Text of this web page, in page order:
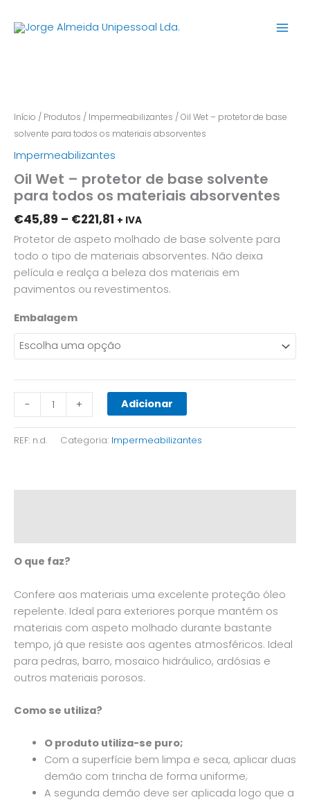
Início / Produtos / Impermeabilizantes / Oil Wet – protetor de base
solvente para todos os materiais absorventes
Impermeabilizantes
Oil Wet – protetor de base solvente
para todos os materiais absorventes
€45,89 – €221,81
through
€221,81
+ IVA
Protetor de aspeto molhado de base solvente para
todo o tipo de materiais absorventes. Não deixa
película e realça a beleza dos materiais em
pavimentos ou revestimentos.
Embalagem
-
Wet
-
de
base
solvente
para
os
materiais
absorventes
+ Adicionar
REF: n.d. Categoria: Impermeabilizantes
O que faz?
Confere aos materiais uma excelente proteção óleo
repelente. Ideal para exteriores porque mantém os
materiais com aspeto molhado durante bastante
tempo, já que resiste aos agentes atmosféricos. Ideal
para pedras, barro, mosaico hidráulico, ardósias e
outros materiais porosos.
Como se utiliza?
O produto utiliza-se puro;
Com a superfície bem limpa e seca, aplicar duas
demão com trincha de forma uniforme;
A segunda demão deve ser aplicada logo que a